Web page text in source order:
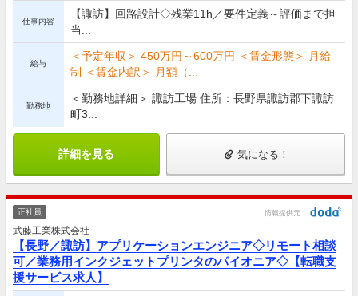
仕事内容
【諏訪】回路設計◇残業11h／要件定義～評価まで担
当...
給与
＜予定年収＞ 450万円～600万円 ＜賃金形態＞ 月給
制 ＜賃金内訳＞ 月額（...
勤務地
＜勤務地詳細＞ 諏訪工場 住所：長野県諏訪郡下諏訪
町3...
詳細を見る 気になる！
正社員 情報提供元
武藤工業株式会社
【長野／諏訪】アプリケーションエンジニア◇リモート相談
可／業務用インクジェットプリンタのパイオニア◇【転職支
援サービス求人】